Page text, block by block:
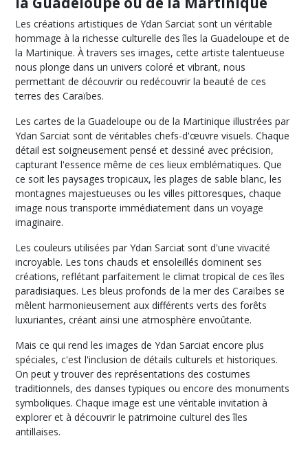
Les créations artistiques de Ydan Sarciat sont un véritable
hommage à la richesse culturelle des îles la Guadeloupe et de
la Martinique. À travers ses images, cette artiste talentueuse
nous plonge dans un univers coloré et vibrant, nous
permettant de découvrir ou redécouvrir la beauté de ces
terres des Caraïbes.
Les cartes de la Guadeloupe ou de la Martinique illustrées par
Ydan Sarciat sont de véritables chefs-d'œuvre visuels. Chaque
détail est soigneusement pensé et dessiné avec précision,
capturant l'essence même de ces lieux emblématiques. Que
ce soit les paysages tropicaux, les plages de sable blanc, les
montagnes majestueuses ou les villes pittoresques, chaque
image nous transporte immédiatement dans un voyage
imaginaire.
Les couleurs utilisées par Ydan Sarciat sont d'une vivacité
incroyable. Les tons chauds et ensoleillés dominent ses
créations, reflétant parfaitement le climat tropical de ces îles
paradisiaques. Les bleus profonds de la mer des Caraïbes se
mêlent harmonieusement aux différents verts des forêts
luxuriantes, créant ainsi une atmosphère envoûtante.
Mais ce qui rend les images de Ydan Sarciat encore plus
spéciales, c'est l'inclusion de détails culturels et historiques.
On peut y trouver des représentations des costumes
traditionnels, des danses typiques ou encore des monuments
symboliques. Chaque image est une véritable invitation à
explorer et à découvrir le patrimoine culturel des îles
antillaises.
Antilles
Pecheurs
Antilles
Personnages
(50)
Antilles
Paysages
(35)
Antilles
Yoles
(13)
Antilles
Pitt
et
traditions
(6)
Antilles
Cartes
(5)
Afficher